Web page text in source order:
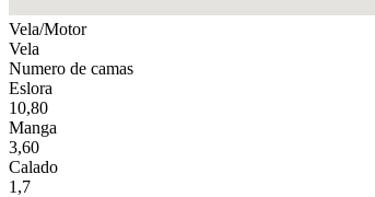
Vela/Motor
Vela
Numero de camas
Eslora
10,80
Manga
3,60
Calado
1,7